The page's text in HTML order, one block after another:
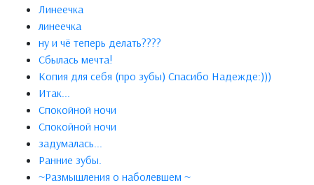
Линеечка
линеечка
ну и чё теперь делать????
Сбылась мечта!
Копия для себя (про зубы) Спасибо Надежде:)))
Итак...
Спокойной ночи
Спокойной ночи
задумалась...
Ранние зубы.
~Размышления о наболевшем ~